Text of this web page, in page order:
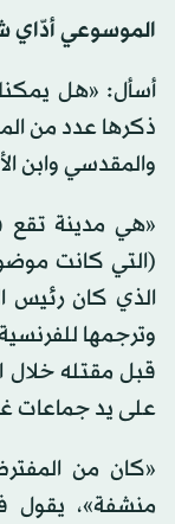
الموسوعي أدّاي
أسأل: «هل
ذكرها عدد من
والمقدسي وابن
«هي مدينة تقع
(التي كانت
الذي كان رئيس
وترجمها
على يد جماعات
«كان من
منشفة»، يقول